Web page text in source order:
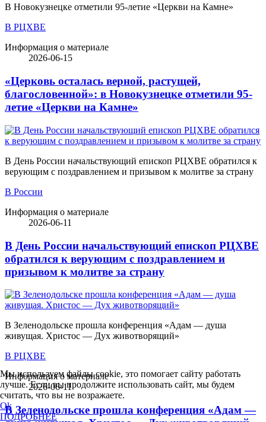
В Новокузнецке отметили 95-летие «Церкви на Камне»
В РЦХВЕ
Информация о материале
2026-06-15
«Церковь осталась верной, растущей,
благословенной»: в Новокузнецке отметили 95-
летие «Церкви на Камне»
В День России начальствующий епископ РЦХВЕ обратился к
верующим с поздравлением и призывом к молитве за страну
В России
Информация о материале
2026-06-11
В День России начальствующий епископ РЦХВЕ
обратился к верующим с поздравлением и
призывом к молитве за страну
В Зеленодольске прошла конференция «Адам — душа
живущая. Христос — Дух животворящий»
В РЦХВЕ
Информация о материале
2026-06-11
В Зеленодольске прошла конференция «Адам —
Мы используем файлы cookie, это помогает сайту работать
лучше. Если вы продолжите использовать сайт, мы будем
считать, что вы не возражаете.
Ok
ПОДРОБНЕЕ